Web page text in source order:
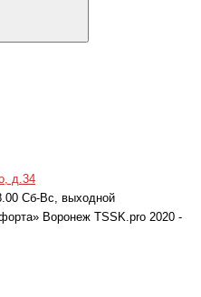
д.34
Cб-Вс, выходной
Воронеж TSSK.pro 2020 -